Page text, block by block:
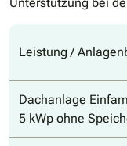
Leistung /
Dachanlage
5 kWp ohne